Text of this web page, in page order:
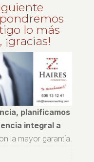
lo más
planificamos
integral a
la mayor garantía.